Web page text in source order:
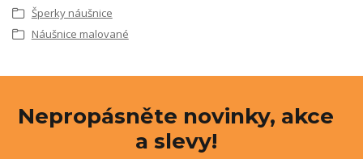
Šperky náušnice
Náušnice malované
Nepropásněte novinky, akce
a slevy!